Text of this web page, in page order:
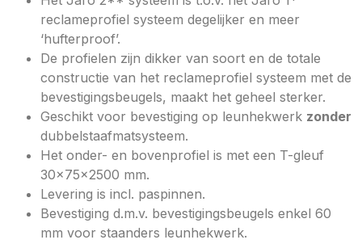
reclameprofiel systeem degelijker en meer
‘hufterproof’.
De profielen zijn dikker van soort en de totale
constructie van het reclameprofiel systeem met de
bevestigingsbeugels, maakt het geheel sterker.
Geschikt voor bevestiging op leunhekwerk zonder
dubbelstaafmatsysteem.
Het onder- en bovenprofiel is met een T-gleuf
30x75x2500 mm.
Levering is incl. paspinnen.
Bevestiging d.m.v. bevestigingsbeugels enkel 60
mm voor staanders leunhekwerk.